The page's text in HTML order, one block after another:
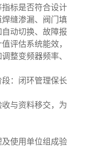
指标是否符合设计
缝渗漏、阀门填
动切换、故障报
评估系统能效，
整变频器频率、
：闭环管理保长
与资料移交，为
使用单位组成验